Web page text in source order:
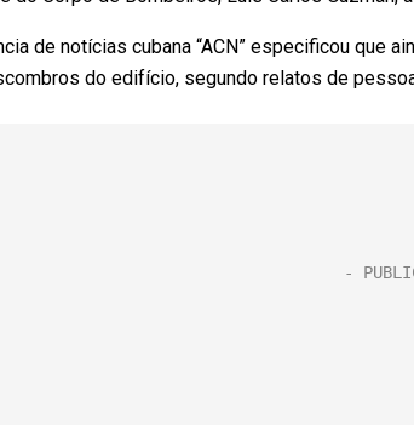
de notícias cubana “ACN” especificou que
do edifício, segundo relatos de